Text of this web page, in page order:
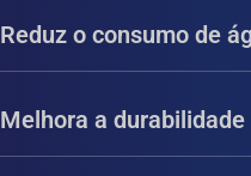
Reduz o consumo de
Melhora a